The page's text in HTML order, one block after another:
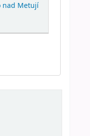
nad Metují